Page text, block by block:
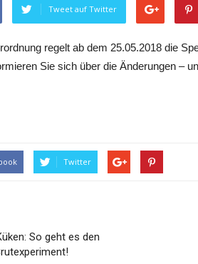
Tweet auf Twitter
regelt ab dem 25.05.2018 die
Sie sich über die Änderungen –
Twitter
So geht es den